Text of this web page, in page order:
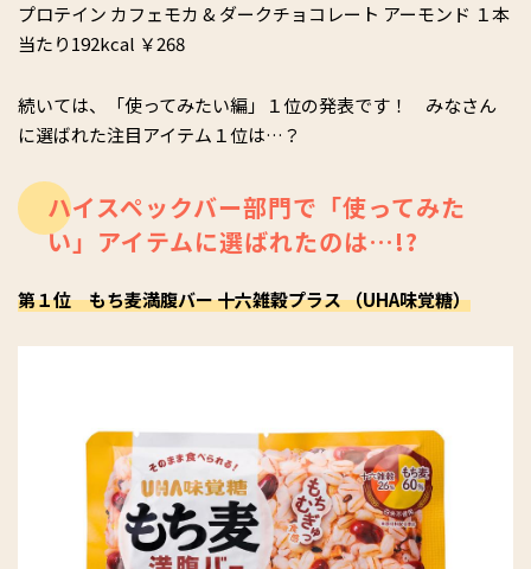
プロテイン カフェモカ & ダークチョコレート アーモンド １本
当たり192kcal ￥268
続いては、「使ってみたい編」１位の発表です！ みなさん
に選ばれた注目アイテム１位は…？
ハイスペックバー部門で「使ってみた
い」アイテムに選ばれたのは…!?
第１位 もち麦満腹バー 十六雑穀プラス （UHA味覚糖）